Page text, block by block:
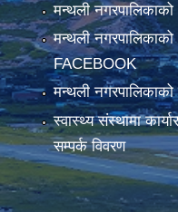
मन्थली
मन्थली
FACEBOOK
मन्थली
स्वास्थ्य संस्थामा
सम्पर्क विवरण